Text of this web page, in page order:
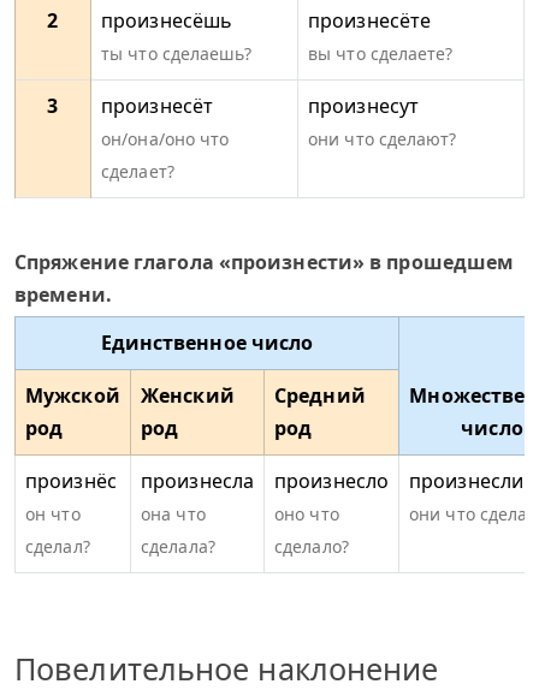
2 произнесёшь
ты что сделаешь?
произнесёте
вы что сделаете?
3 произнесёт
он/она/оно что
сделает?
произнесут
они что сделают?
Спряжение глагола «произнести» в прошедшем
времени.
Единственное число
число
Мужской
род
Женский
род
Средний
род
произнёс
он что
сделал?
произнесла
она что
сделала?
произнесло
оно что
сделало?
произнесли
они что
Повелительное наклонение